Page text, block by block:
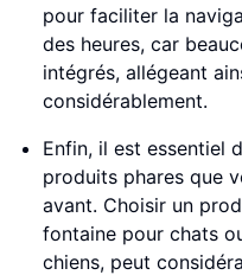
pour faciliter la
des heures, car
intégrés, allégeant
considérablement.
Enfin, il est essentiel
produits phares que
avant. Choisir un
fontaine pour chats
chiens, peut